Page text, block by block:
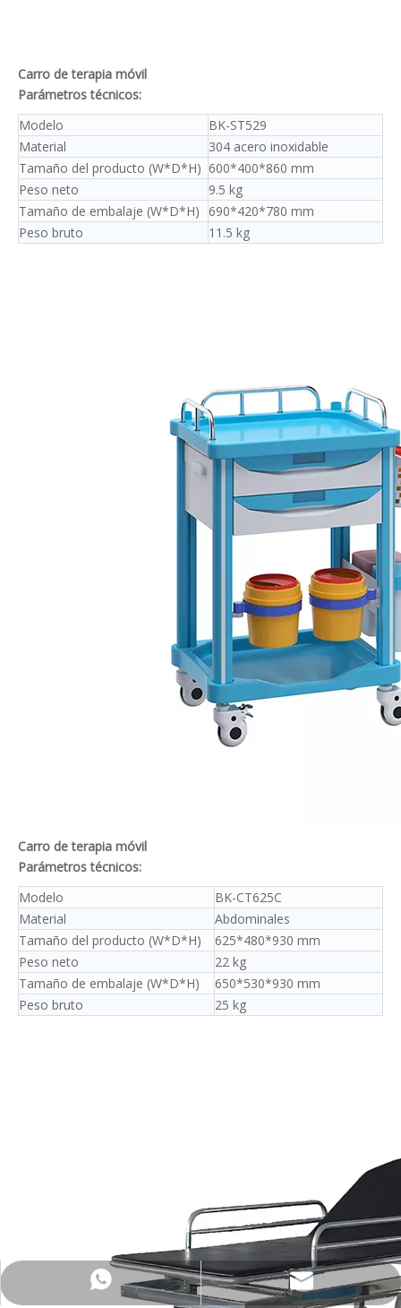
Carro de terapia móvil
Parámetros técnicos:
Modelo
BK-ST529
Material
304 acero inoxidable
Tamaño del producto (W*D*H) 600*400*860 mm
Peso neto
9.5 kg
Tamaño de embalaje (W*D*H) 690*420*780 mm
Peso bruto
11.5 kg
Carro de terapia móvil
Parámetros técnicos:
Modelo
BK-CT625C
Material
Abdominales
Tamaño del producto (W*D*H)
625*480*930 mm
Peso neto
22 kg
Tamaño de embalaje (W*D*H)
650*530*930 mm
Peso bruto
25 kg
+8615965313270
Export@biobase.cc